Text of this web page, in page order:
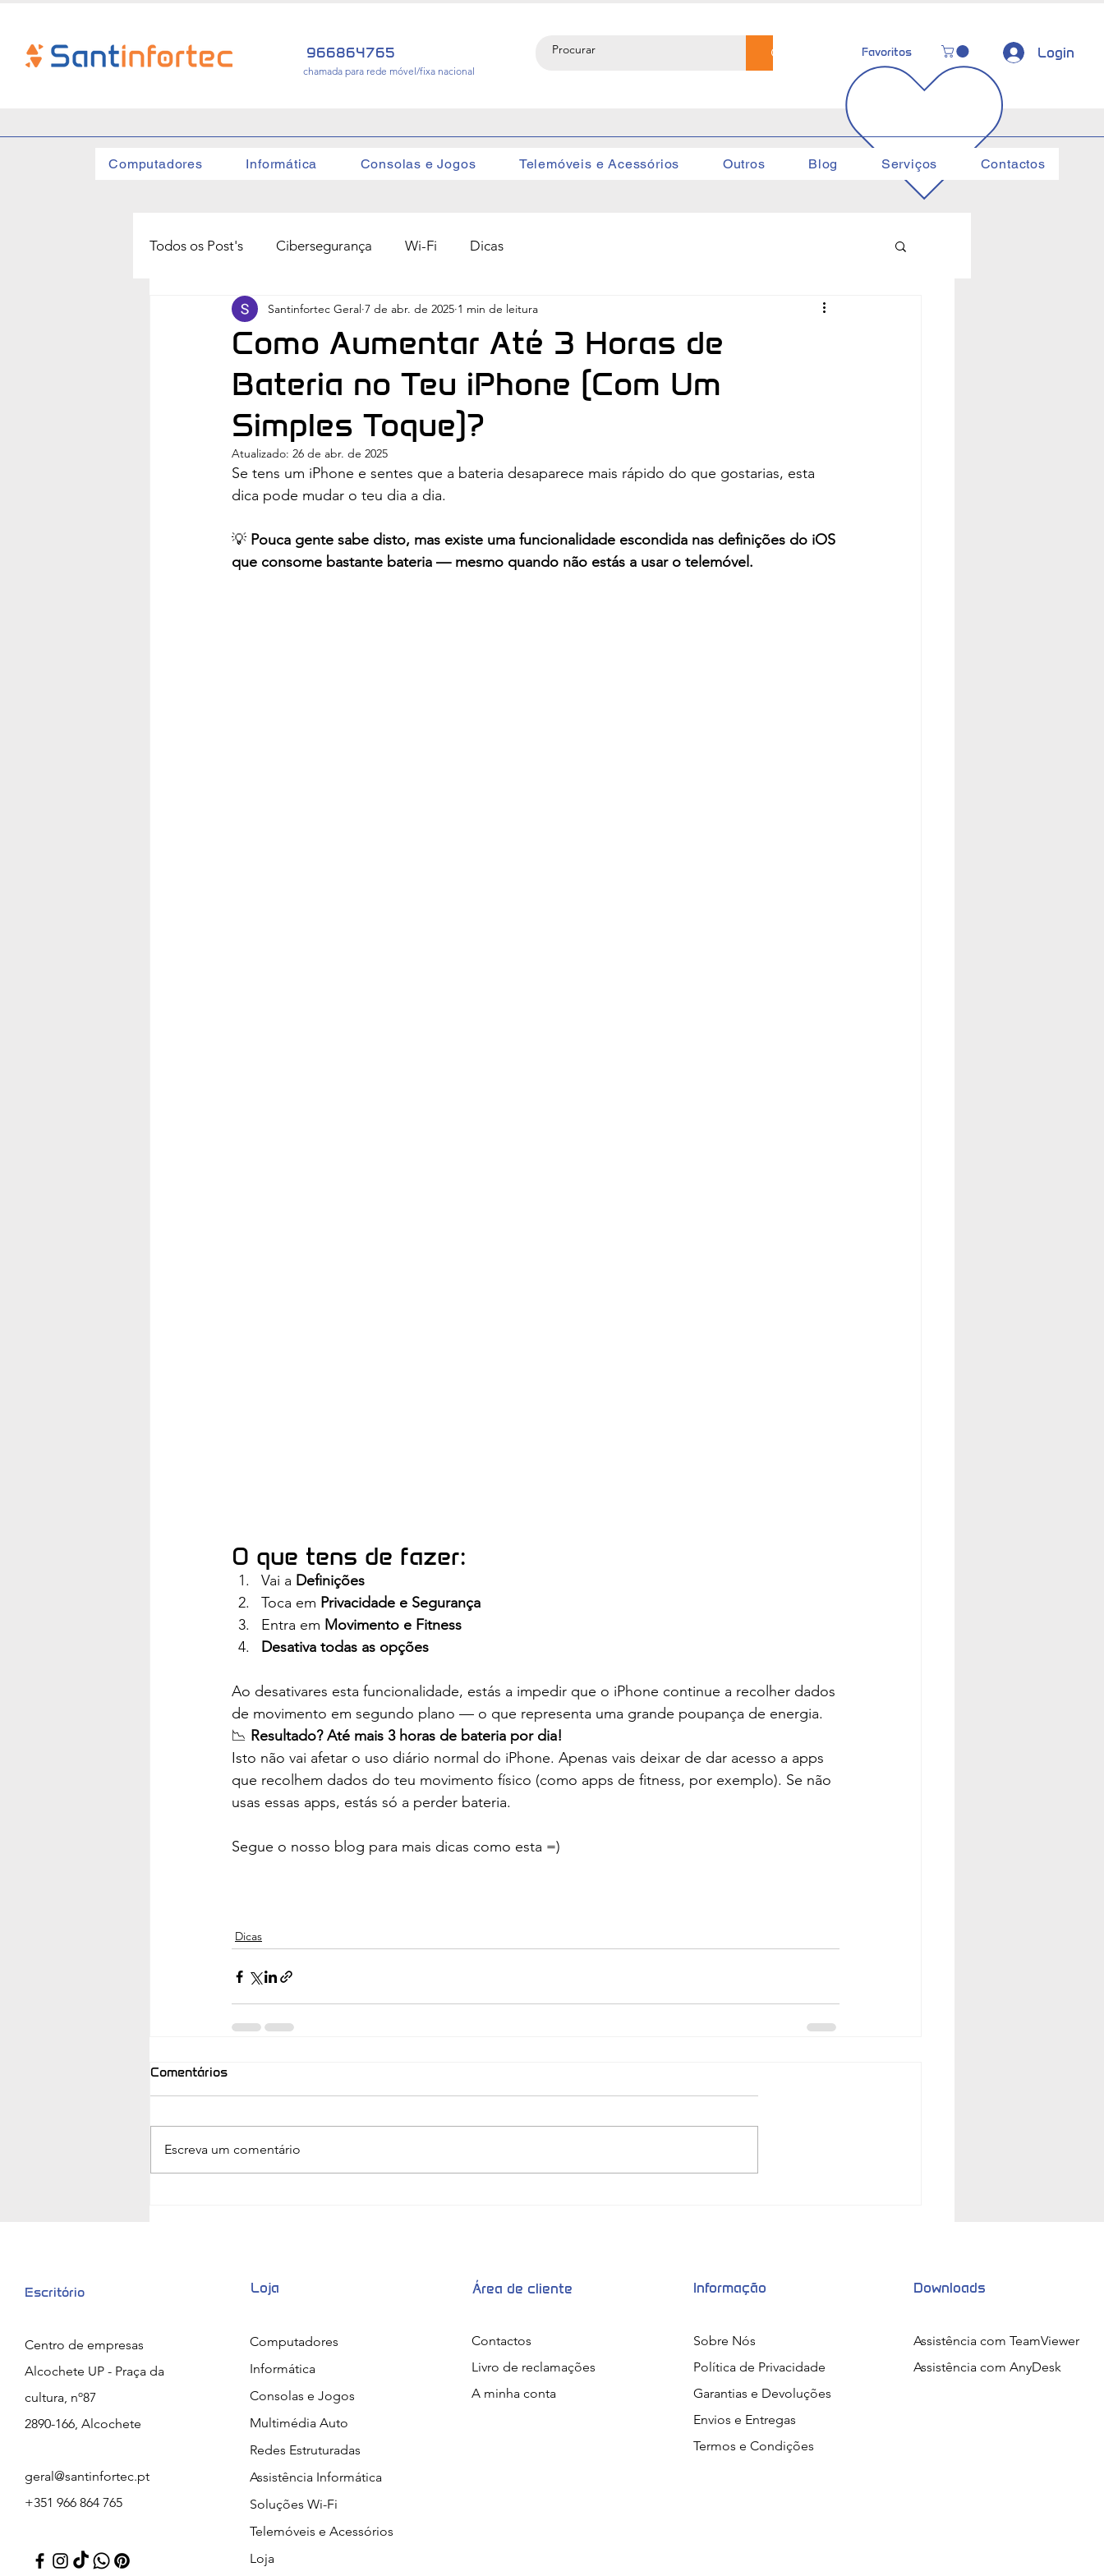
966864765
chamada para rede móvel/fixa nacional
Favoritos Login
Computadores Informática Consolas e Jogos Telemóveis e Acessórios Outros Blog Serviços Contactos
Todos os Post's Cibersegurança Wi-Fi Dicas
Como Aumentar Até 3 Horas de
Bateria no Teu iPhone (Com Um
Simples Toque)?
Santinfortec Geral 7 de abr. de 2025 1 min de leitura
Atualizado: 26 de abr. de 2025
Se tens um iPhone e sentes que a bateria desaparece mais rápido do que gostarias, esta
dica pode mudar o teu dia a dia.
💡 Pouca gente sabe disto, mas existe uma funcionalidade escondida nas definições do iOS
que consome bastante bateria — mesmo quando não estás a usar o telemóvel.
O que tens de fazer:
Vai a Definições
Toca em Privacidade e Segurança
Entra em Movimento e Fitness
Desativa todas as opções
Ao desativares esta funcionalidade, estás a impedir que o iPhone continue a recolher dados
de movimento em segundo plano — o que representa uma grande poupança de energia.
📉 Resultado? Até mais 3 horas de bateria por dia!
Isto não vai afetar o uso diário normal do iPhone. Apenas vais deixar de dar acesso a apps
que recolhem dados do teu movimento físico (como apps de fitness, por exemplo). Se não
usas essas apps, estás só a perder bateria.
Segue o nosso blog para mais dicas como esta =)
Dicas
Comentários
Escreva um comentário
Escritório
Centro de empresas
Alcochete UP - Praça da
cultura, nº87
2890-166, Alcochete
geral@santinfortec.pt
+351 966 864 765
Loja
Computadores
Informática
Consolas e Jogos
Multimédia Auto
Redes Estruturadas
Assistência Informática
Soluções Wi-Fi
Telemóveis e Acessórios
Loja
Área de cliente
Contactos
Livro de reclamações
A minha conta
Informação
Sobre Nós
Política de Privacidade
Garantias e Devoluções
Envios e Entregas
Termos e Condições
Downloads
Assistência com TeamViewer
Assistência com AnyDesk